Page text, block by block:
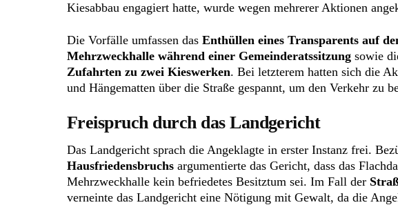
Kiesabbau engagiert hatte, wurde wegen mehrerer Aktionen
Die Vorfälle umfassen das Enthüllen eines Transparents auf
Mehrzweckhalle während einer Gemeinderatssitzung sowie
Zufahrten zu zwei Kieswerken. Bei letzterem hatten sich die
und Hängematten über die Straße gespannt, um den Verkehr zu
Freispruch durch das Landgericht
Das Landgericht sprach die Angeklagte in erster Instanz frei.
Hausfriedensbruchs argumentierte das Gericht, dass das
Mehrzweckhalle kein befriedetes Besitztum sei. Im Fall der
verneinte das Landgericht eine Nötigung mit Gewalt, da die